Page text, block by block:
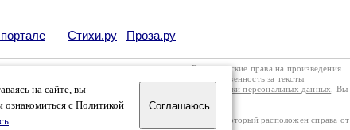
на сайте, вы
ознакомиться с Политикой
.
Соглашаюсь
Стихи.ру Проза.ру
на основании
. Все авторские права на произведения
обратиться на его авторской странице. Ответственность за тексты
обрабатываются на основании Политики обработки персональных данных
. Вы
страниц по данным счетчика посещаемости, который расположен справа от